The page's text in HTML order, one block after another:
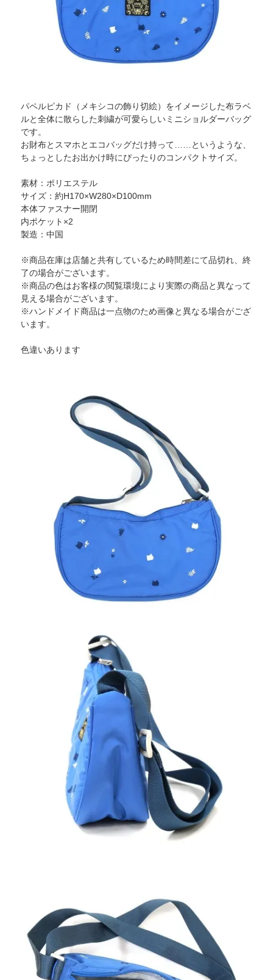
パペルピカド（メキシコの飾り切絵）をイメージした布ラベ
ルと全体に散らした刺繍が可愛らしいミニショルダーバッグ
です。
お財布とスマホとエコバッグだけ持って……というような、
ちょっとしたお出かけ時にぴったりのコンパクトサイズ。
素材：ポリエステル
サイズ：約H170×W280×D100mm
本体ファスナー開閉
内ポケット×2
製造：中国
※商品在庫は店舗と共有しているため時間差にて品切れ、終
了の場合がございます。
※商品の色はお客様の閲覧環境により実際の商品と異なって
見える場合がございます。
※ハンドメイド商品は一点物のため画像と異なる場合がござ
います。
色違いあります